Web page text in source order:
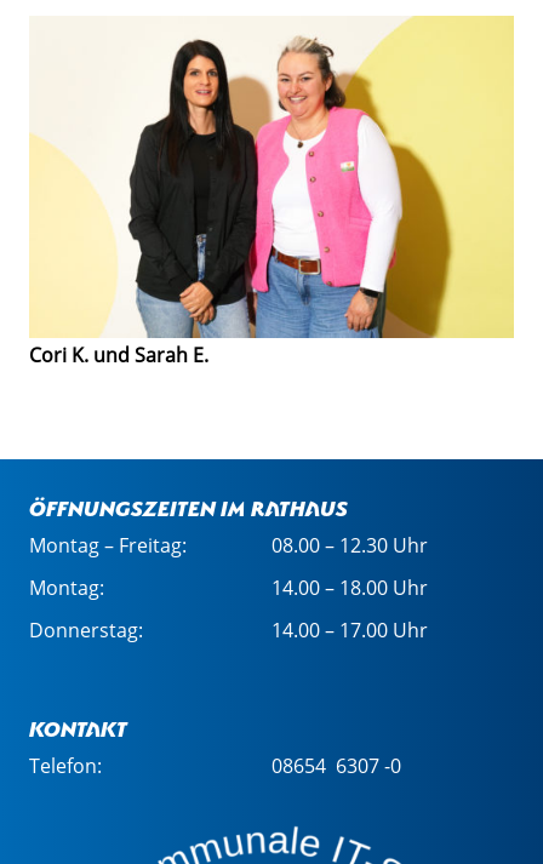
Cori K. und Sarah E.
Öffnungszeiten im Rathaus
Montag – Freitag:
08.00 – 12.30 Uhr
Montag:
14.00 – 18.00 Uhr
Donnerstag:
14.00 – 17.00 Uhr
Kontakt
Telefon: 08654 6307 -0